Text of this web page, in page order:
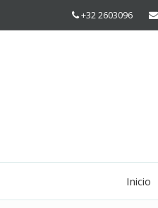
+32 2603096
Inicio